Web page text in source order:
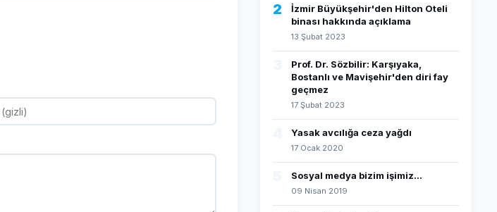
2
İzmir Büyükşehir'den Hilton Oteli
binası hakkında açıklama
13 Şubat 2023
Prof. Dr. Sözbilir: Karşıyaka,
Bostanlı ve Mavişehir'den diri fay
geçmez
17 Şubat 2023
Yasak avcılığa ceza yağdı
17 Ocak 2020
Sosyal medya bizim işimiz...
09 Nisan 2019